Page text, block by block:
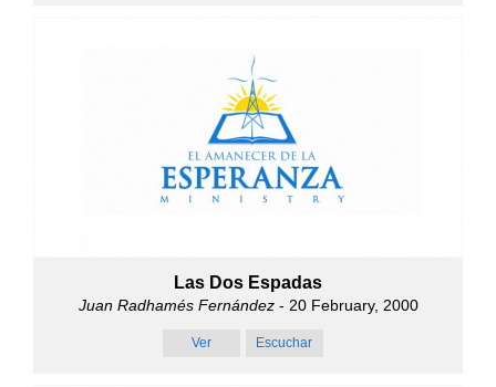
Las Dos Espadas
Juan Radhamés Fernández- 20 February, 2000
Ver Escuchar